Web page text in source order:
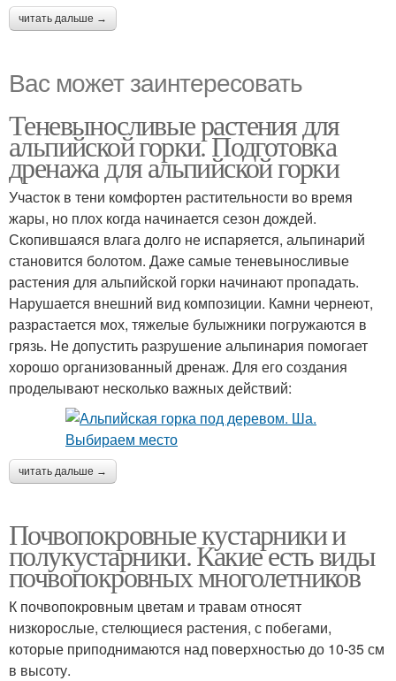
читать дальше →
Вас может заинтересовать
Теневыносливые растения для
альпийской горки. Подготовка
дренажа для альпийской горки
Участок в тени комфортен растительности во время
жары, но плох когда начинается сезон дождей.
Скопившаяся влага долго не испаряется, альпинарий
становится болотом. Даже самые теневыносливые
растения для альпийской горки начинают пропадать.
Нарушается внешний вид композиции. Камни чернеют,
разрастается мох, тяжелые булыжники погружаются в
грязь. Не допустить разрушение альпинария помогает
хорошо организованный дренаж. Для его создания
проделывают несколько важных действий:
читать дальше →
Почвопокровные кустарники и
полукустарники. Какие есть виды
почвопокровных многолетников
К почвопокровным цветам и травам относят
низкорослые, стелющиеся растения, с побегами,
которые приподнимаются над поверхностью до 10-35 см
в высоту.